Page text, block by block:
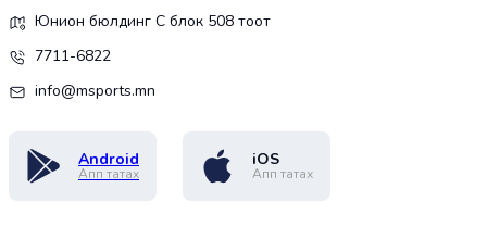
Юнион бюлдинг С блок 508 тоот
7711-6822
info@msports.mn
Android
Апп татах
iOS
Апп татах